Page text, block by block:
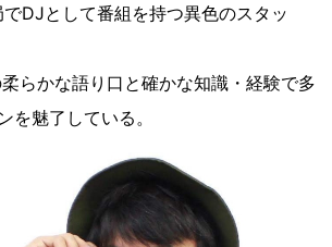
DJとして番組を持つ異色のスタッ
らかな語り口と確かな知識・経験で多
を魅了している。